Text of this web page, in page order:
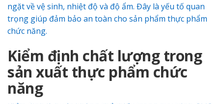
ngặt về vệ sinh, nhiệt độ và độ ẩm. Đây là yếu tố quan
trọng giúp đảm bảo an toàn cho sản phẩm thực phẩm
chức năng.
Kiểm định chất lượng trong
sản xuất thực phẩm chức
năng